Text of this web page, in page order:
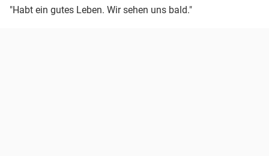
"Habt ein gutes Leben. Wir sehen uns bald."